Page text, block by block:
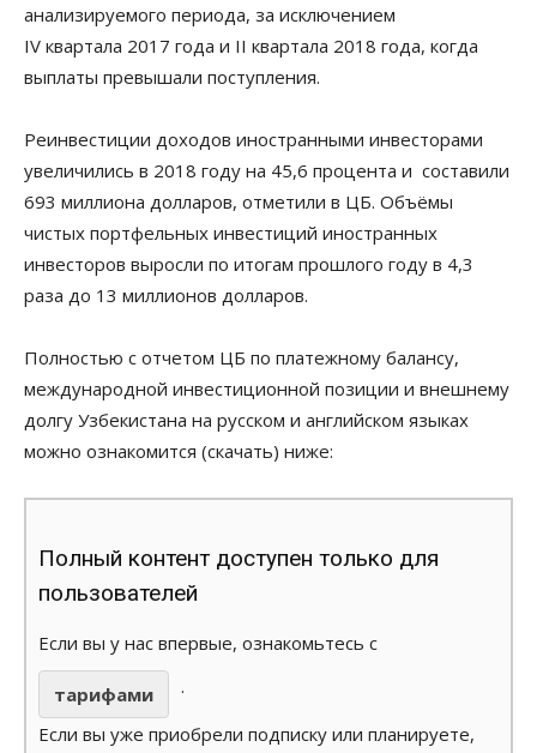
анализируемого периода, за исключением
IV квартала 2017 года и II квартала 2018 года, когда
выплаты превышали поступления.
Реинвестиции доходов иностранными инвесторами
увеличились в 2018 году на 45,6 процента и составили
693 миллиона долларов, отметили в ЦБ. Объёмы
чистых портфельных инвестиций иностранных
инвесторов выросли по итогам прошлого году в 4,3
раза до 13 миллионов долларов.
Полностью с отчетом ЦБ по платежному балансу,
международной инвестиционной позиции и внешнему
долгу Узбекистана на русском и английском языках
можно ознакомится (скачать) ниже:
Полный контент доступен только для
пользователей
Если вы у нас впервые, ознакомьтесь с
тарифами
.
Если вы уже приобрели подписку или планируете,